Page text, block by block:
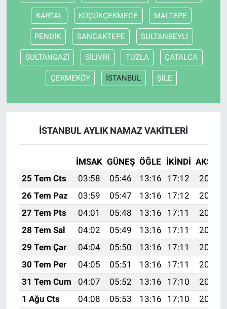
KARTAL KÜÇÜKÇEKMECE MALTEPE
PENDİK SANCAKTEPE SULTANBEYLİ
SULTANGAZİ SİLİVRİ TUZLA ÇATALCA
ÇEKMEKÖY İSTANBUL ŞİLE
İSTANBUL AYLIK NAMAZ VAKITLERI
İMSAK GÜNEŞ ÖĞLE İKINDI AKŞAM
25 Tem Cts
03:58 05:46 13:16 17:12
20:35
26 Tem Paz
03:59 05:47 13:16 17:12
20:34
27 Tem Pts
04:01 05:48 13:16 17:11
20:33
28 Tem Sal
04:02 05:49 13:16 17:11
20:32
29 Tem Çar
04:04 05:50 13:16 17:11
20:31
30 Tem Per
04:05 05:51 13:16 17:11
20:30
31 Tem Cum
04:07 05:52 13:16 17:10
20:29
1 Ağu Cts
04:08 05:53 13:16 17:10
20:28